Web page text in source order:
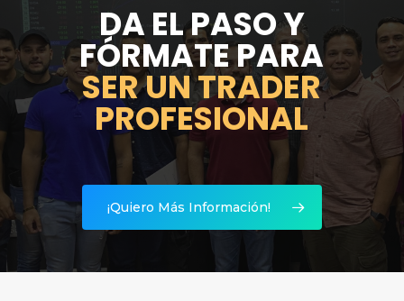
DA EL PASO Y
FÓRMATE PARA
SER UN TRADER
PROFESIONAL
¡Quiero Más Información!